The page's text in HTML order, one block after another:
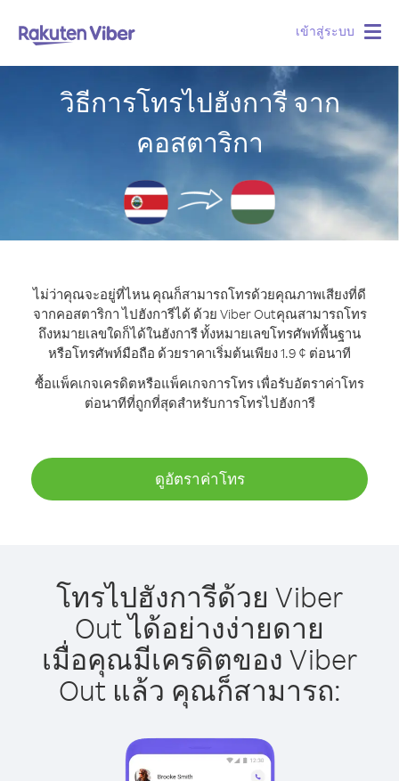
เข้าสู่ระบบ
วิธีการโทรไปฮังการี จาก
คอสตาริกา
ไม่ว่าคุณจะอยู่ที่ไหน คุณก็สามารถโทรด้วยคุณภาพเสียงที่ดี
จากคอสตาริกา ไปฮังการีได้ ด้วย Viber Outคุณสามารถโทร
ถึงหมายเลขใดก็ได้ในฮังการี ทั้งหมายเลขโทรศัพท์พื้นฐาน
หรือโทรศัพท์มือถือ ด้วยราคาเริ่มต้นเพียง 1.9 ¢ ต่อนาที
ซื้อแพ็คเกจเครดิตหรือแพ็คเกจการโทร เพื่อรับอัตราค่าโทร
ต่อนาทีที่ถูกที่สุดสำหรับการโทรไปฮังการี
ดูอัตราค่าโทร
โทรไปฮังการีด้วย Viber
Out ได้อย่างง่ายดาย
เมื่อคุณมีเครดิตของ Viber
Out แล้ว คุณก็สามารถ: